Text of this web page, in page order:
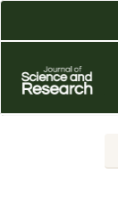
Contenido
Barra
lateral